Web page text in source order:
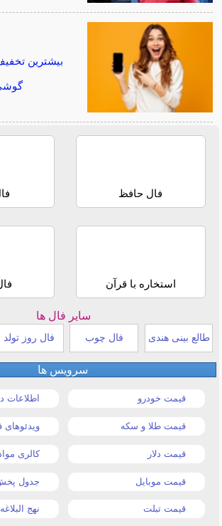
بیشترین
فال حافظ
استخاره با قرآن
سایر فال ها
طالع بینی هندی فال چوب فال روز تولد
سرویس ها
قیمت خودرو اطلاعات
قیمت طلا و سکه ویدئوهای
قیمت دلار کالری
قیمت موبایل جدول
قیمت تبلت نهج البلاغه